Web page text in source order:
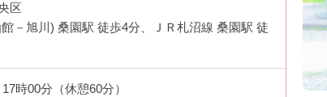
区
館－旭川) 桑園駅 徒歩4分、ＪＲ札沼線 桑園駅 徒
時00分（休憩60分）